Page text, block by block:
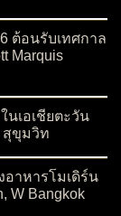
ต้อนรับเทศกาล
Marquis
นเอเชียตะวัน
สุขุมวิท
าหารโมเดิร์น
W Bangkok